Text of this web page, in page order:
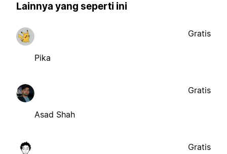
Lainnya yang seperti ini
Pika
Gratis
Asad Shah
Gratis
Gratis